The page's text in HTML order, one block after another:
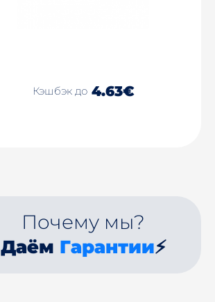
Кэшбэк до 4.63€
Почему мы?
Даём Гарантии⚡